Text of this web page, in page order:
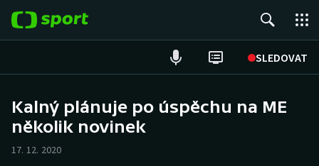
SLEDOVAT
Hokej
Kalný plánuje po úspěchu na ME
několik novinek
17. 12. 2020